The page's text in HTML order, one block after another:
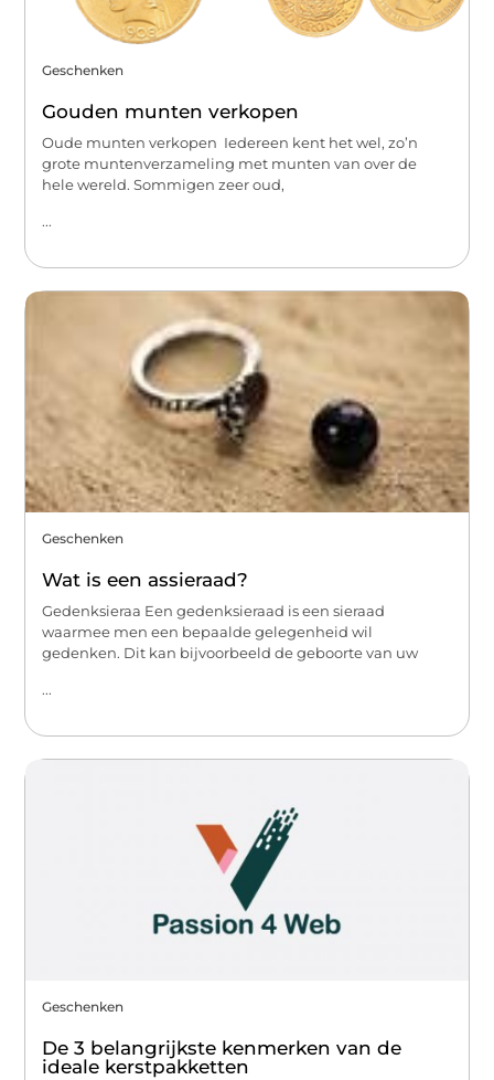
Geschenken
Gouden munten verkopen
Oude munten verkopen Iedereen kent het wel, zo’n
grote muntenverzameling met munten van over de
hele wereld. Sommigen zeer oud,
...
Geschenken
Wat is een assieraad?
Gedenksieraa Een gedenksieraad is een sieraad
waarmee men een bepaalde gelegenheid wil
gedenken. Dit kan bijvoorbeeld de geboorte van uw
...
Geschenken
De 3 belangrijkste kenmerken van de
ideale kerstpakketten